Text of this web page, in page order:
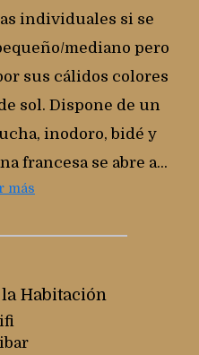
individuales si se
mediano pero
sus cálidos colores
sol. Dispone de un
inodoro, bidé y
francesa se abre a...
más
Habitación